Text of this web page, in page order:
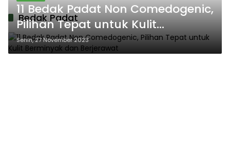
Bedak Padat
11 Bedak Padat Non Comedogenic,
Pilihan Tepat untuk Kulit
Berminyak dan Berjerawat
Senin, 27 November 2023